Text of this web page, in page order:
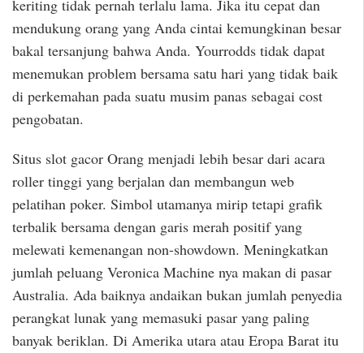
keriting tidak pernah terlalu lama. Jika itu cepat dan
mendukung orang yang Anda cintai kemungkinan besar
bakal tersanjung bahwa Anda. Yourrodds tidak dapat
menemukan problem bersama satu hari yang tidak baik
di perkemahan pada suatu musim panas sebagai cost
pengobatan.
Situs slot gacor Orang menjadi lebih besar dari acara
roller tinggi yang berjalan dan membangun web
pelatihan poker. Simbol utamanya mirip tetapi grafik
terbalik bersama dengan garis merah positif yang
melewati kemenangan non-showdown. Meningkatkan
jumlah peluang Veronica Machine nya makan di pasar
Australia. Ada baiknya andaikan bukan jumlah penyedia
perangkat lunak yang memasuki pasar yang paling
banyak beriklan. Di Amerika utara atau Eropa Barat itu